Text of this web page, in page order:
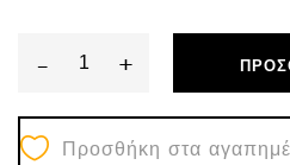
-
ΤΡΑΠΕΖΙ
GROOVE
HM9390.01
+
Προσθήκη στα